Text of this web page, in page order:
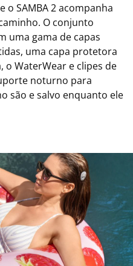
o SAMBA 2 acompanha
O conjunto
uma gama de capas
uma capa protetora
WaterWear e clipes de
noturno para
são e salvo enquanto ele